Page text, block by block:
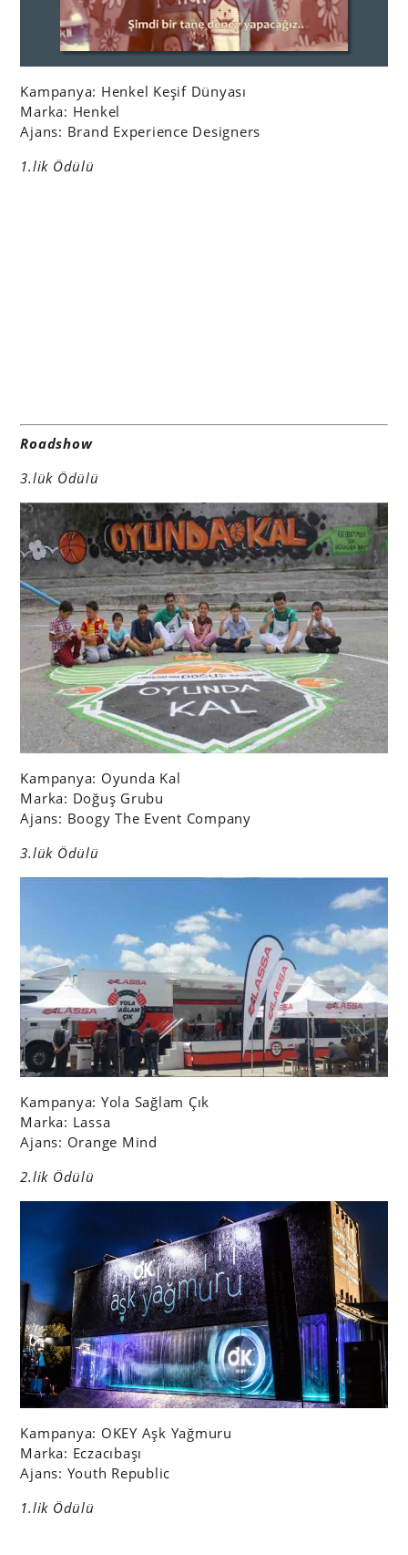
Kampanya: Henkel Keşif Dünyası
Marka: Henkel
Ajans: Brand Experience Designers
1.lik Ödülü
Roadshow
3.lük Ödülü
Kampanya: Oyunda Kal
Marka: Doğuş Grubu
Ajans: Boogy The Event Company
3.lük Ödülü
Kampanya: Yola Sağlam Çık
Marka: Lassa
Ajans: Orange Mind
2.lik Ödülü
Kampanya: OKEY Aşk Yağmuru
Marka: Eczacıbaşı
Ajans: Youth Republic
1.lik Ödülü